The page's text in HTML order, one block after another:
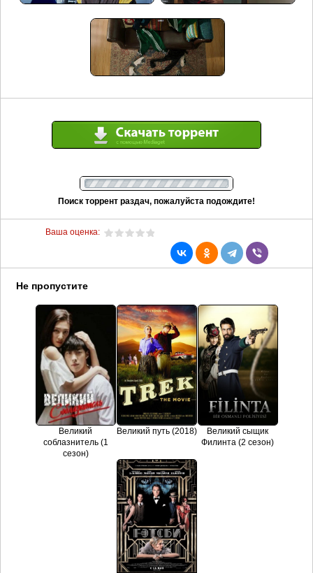
Поиск торрент раздач, пожалуйста подождите!
Ваша оценка:
Не пропустите
Великий
соблазнитель (1
сезон)
Великий путь (2018)
Великий сыщик
Филинта (2 сезон)